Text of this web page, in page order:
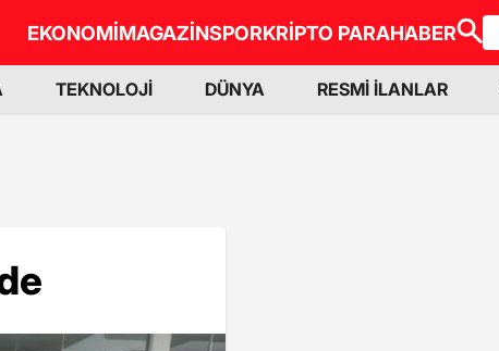
EKONOMİMAGAZİNSPORKRİPTO PARAHABER
TEKNOLOJİ DÜNYA RESMİ İLANLAR